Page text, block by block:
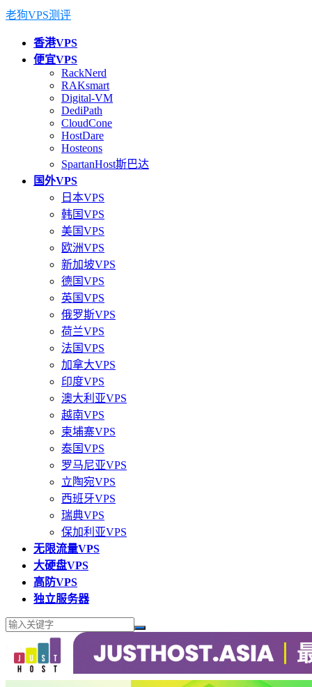
老狗VPS测评
香港VPS
便宜VPS
RackNerd
RAKsmart
Digital-VM
DediPath
CloudCone
HostDare
Hosteons
SpartanHost斯巴达
国外VPS
日本VPS
韩国VPS
美国VPS
欧洲VPS
新加坡VPS
德国VPS
英国VPS
俄罗斯VPS
荷兰VPS
法国VPS
加拿大VPS
印度VPS
澳大利亚VPS
越南VPS
柬埔寨VPS
泰国VPS
罗马尼亚VPS
立陶宛VPS
西班牙VPS
瑞典VPS
保加利亚VPS
无限流量VPS
大硬盘VPS
高防VPS
独立服务器